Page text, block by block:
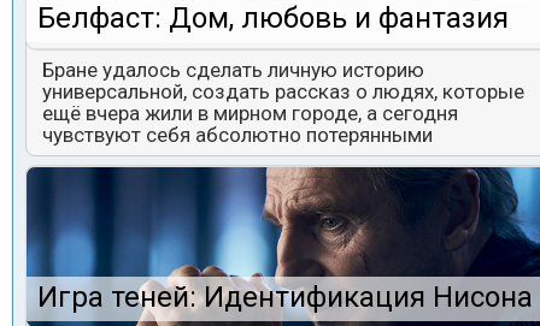
Белфаст: Дом, любовь и фантазия
Бране удалось сделать личную историю
универсальной, создать рассказ о людях, которые
ещё вчера жили в мирном городе, а сегодня
чувствуют себя абсолютно потерянными
Игра теней: Идентификация Нисона